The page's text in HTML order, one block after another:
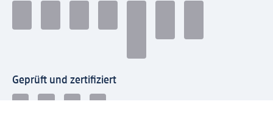
Geprüft und zertifiziert